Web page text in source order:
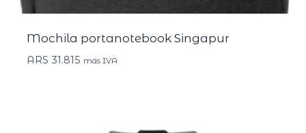
Mochila portanotebook Singapur
ARS 31.815 más IVA